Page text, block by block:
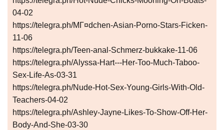
04-02
https://telegra.ph/MГ¤dchen-Asian-Porno-Stars-Ficken-
11-06
https://telegra.ph/Teen-anal-Schmerz-bukkake-11-06
https://telegra.ph/Alyssa-Hart---Her-Too-Much-Taboo-
Sex-Life-As-03-31
https://telegra.ph/Nude-Hot-Sex-Young-Girls-With-Old-
Teachers-04-02
https://telegra.ph/Ashley-Jayne-Likes-To-Show-Off-Her-
Body-And-She-03-30